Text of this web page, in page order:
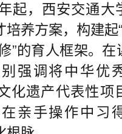
起，西安交通大
培养方案，构建起
”的育人框架。
强调将中华优
化遗产代表性项
亲手操作中习